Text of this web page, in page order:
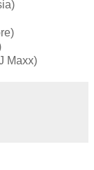
Maxx)